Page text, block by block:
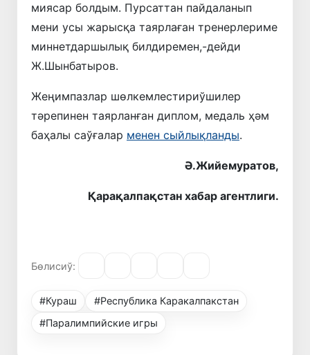
миясар болдым. Пурсаттан пайдаланып
мени усы жарысқа таярлаған тренерлериме
миннетдаршылық билдиремен,-дейди
Ж.Шынбатыров.
Жеңимпазлар шөлкемлестириўшилер
тәрепинен таярланған диплом, медаль ҳәм
баҳалы саўғалар менен сыйлықланды.
Ә.Жийемуратов,
Қарақалпақстан хабар агентлиги.
Бөлисиў:
#Кураш
#Республика Каракалпакстан
#Паралимпийские игры